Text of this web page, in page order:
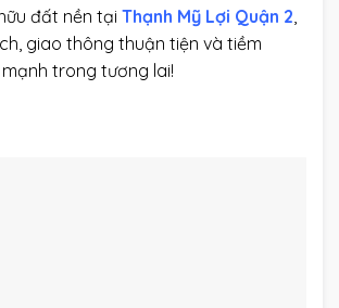
đất nền tại Thạnh Mỹ Lợi Quận 2,
giao thông thuận tiện và tiềm
trong tương lai!